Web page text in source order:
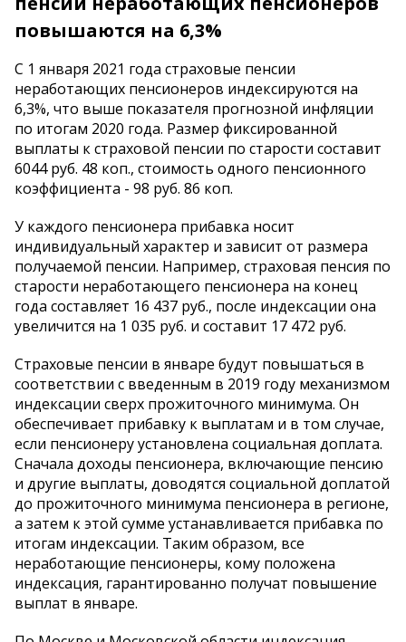
повышаются на 6,3%
С 1 января 2021 года страховые пенсии
неработающих пенсионеров индексируются на
6,3%, что выше показателя прогнозной инфляции
по итогам 2020 года. Размер фиксированной
выплаты к страховой пенсии по старости составит
6044 руб. 48 коп., стоимость одного пенсионного
коэффициента - 98 руб. 86 коп.
У каждого пенсионера прибавка носит
индивидуальный характер и зависит от размера
получаемой пенсии. Например, страховая пенсия по
старости неработающего пенсионера на конец
года составляет 16 437 руб., после индексации она
увеличится на 1 035 руб. и составит 17 472 руб.
Страховые пенсии в январе будут повышаться в
соответствии с введенным в 2019 году механизмом
индексации сверх прожиточного минимума. Он
обеспечивает прибавку к выплатам и в том случае,
если пенсионеру установлена социальная доплата.
Сначала доходы пенсионера, включающие пенсию
и другие выплаты, доводятся социальной доплатой
до прожиточного минимума пенсионера в регионе,
а затем к этой сумме устанавливается прибавка по
итогам индексации. Таким образом, все
неработающие пенсионеры, кому положена
индексация, гарантированно получат повышение
выплат в январе.